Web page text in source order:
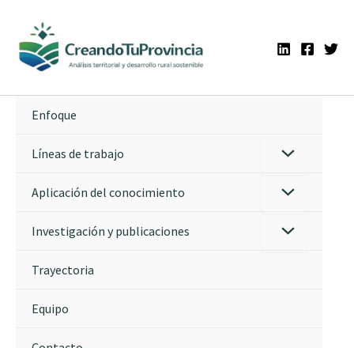
contenido
Enfoque
Líneas de trabajo
Aplicación del conocimiento
Investigación y publicaciones
Trayectoria
Equipo